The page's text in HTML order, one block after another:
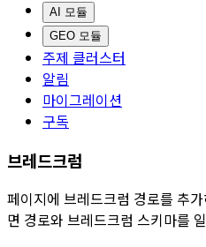
AI 모듈
GEO 모듈
주제 클러스터
알림
마이그레이션
구독
브레드크럼
페이지에 브레드크럼 경로를 추
면 경로와 브레드크럼 스키마를